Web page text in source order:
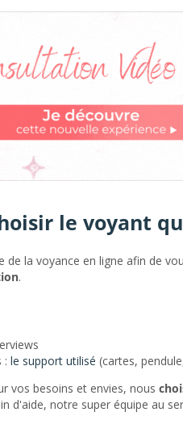
le voyant
la voyance en ligne afin de
.
: le support utilisé (cartes,
vos besoins et envies, nous
d'aide, notre super équipe au